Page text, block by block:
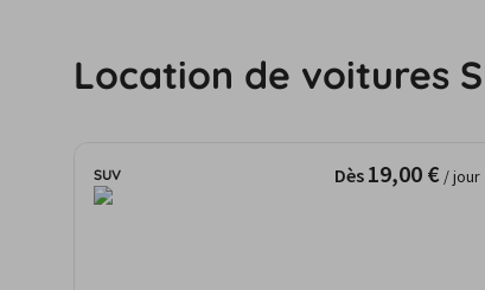
Location de voitures
SUV Dès 19,00 € / jour